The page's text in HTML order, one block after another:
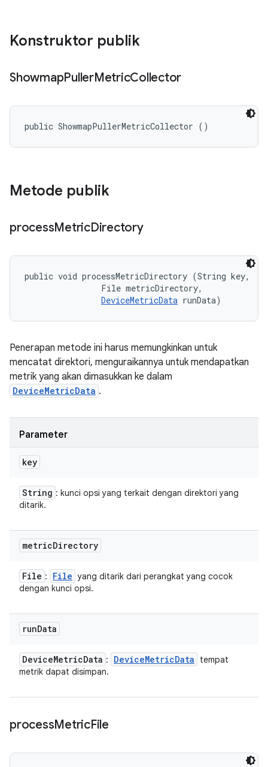
Konstruktor publik
ShowmapPullerMetricCollector
public ShowmapPullerMetricCollector ()
Metode publik
processMetricDirectory
public void processMetricDirectory (String key,
                File metricDirectory,
DeviceMetricData runData)
Penerapan metode ini harus memungkinkan untuk
mencatat direktori, menguraikannya untuk mendapatkan
metrik yang akan dimasukkan ke dalam
DeviceMetricData .
Parameter
key
String : kunci opsi yang terkait dengan direktori yang
ditarik.
metricDirectory
File : File yang ditarik dari perangkat yang cocok
dengan kunci opsi.
runData
DeviceMetricData : DeviceMetricData
tempat
metrik dapat disimpan.
processMetricFile